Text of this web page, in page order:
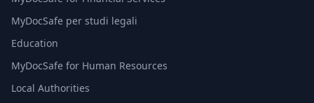
MyDocSafe per studi legali
Education
MyDocSafe for Human Resources
Local Authorities